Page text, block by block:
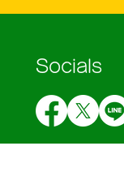
Socials